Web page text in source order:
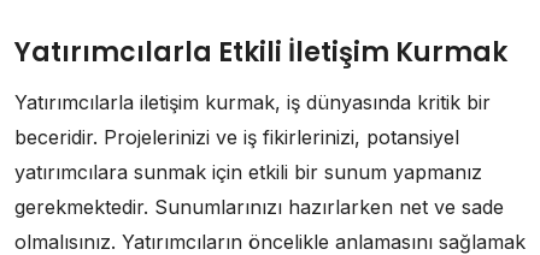
Yatırımcılarla Etkili İletişim Kurmak
Yatırımcılarla iletişim kurmak, iş dünyasında kritik bir
beceridir. Projelerinizi ve iş fikirlerinizi, potansiyel
yatırımcılara sunmak için etkili bir sunum yapmanız
gerekmektedir. Sunumlarınızı hazırlarken net ve sade
olmalısınız. Yatırımcıların öncelikle anlamasını sağlamak